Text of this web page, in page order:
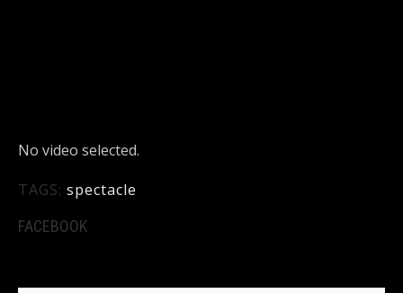
No video selected.
TAGS: spectacle
FACEBOOK